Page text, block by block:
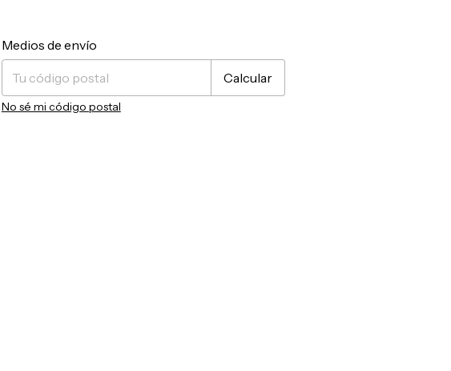
Entregas para el CP:
Medios de envío
Calcular
No sé mi código postal